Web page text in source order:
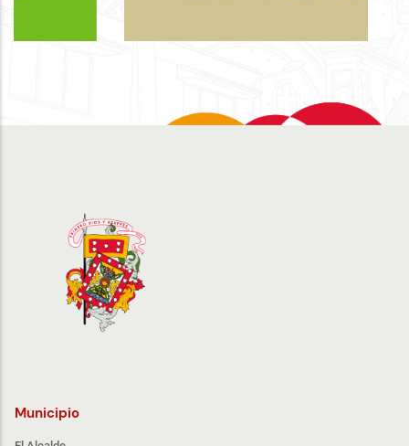
Municipio